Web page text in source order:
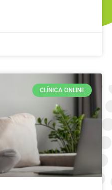
CLÍNICA ONLINE